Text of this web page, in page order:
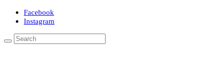
Facebook
Instagram